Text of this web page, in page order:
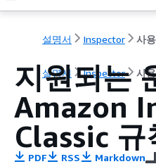
설명서 Inspector 사
설명서 Inspector 사
지원되는
Amazon
Classic 규
PDF RSS Markdown